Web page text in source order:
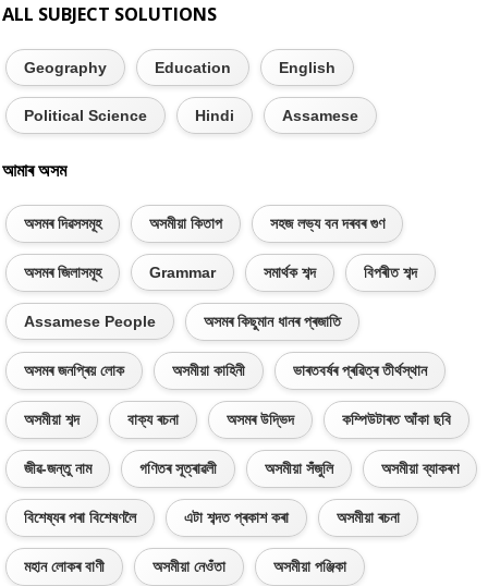
ALL SUBJECT SOLUTIONS
Geography Education English
Political Science Hindi Assamese
আমাৰ অসম
অসমৰ দিৱসসমূহ অসমীয়া কিতাপ সহজ লভ্য বন দৰবৰ গুণ
অসমৰ জিলাসমূহ Grammar সমাৰ্থক শব্দ বিপৰীত শব্দ
Assamese People অসমৰ কিছুমান ধানৰ প্ৰজাতি
অসমৰ জনপ্ৰিয় লোক অসমীয়া কাহিনী ভাৰতবৰ্ষৰ প্ৰৱিত্ৰ তীৰ্থস্থান
অসমীয়া শব্দ বাক্য ৰচনা অসমৰ উদ্ভিদ কম্পিউটাৰত আঁকা ছবি
জীৱ-জন্তু নাম গণিতৰ সূত্ৰাৱলী অসমীয়া সঁজুলি অসমীয়া ব্যাকৰণ
বিশেষ্যৰ পৰা বিশেষণলৈ এটা শব্দত প্ৰকাশ কৰা অসমীয়া ৰচনা
মহান লোকৰ বাণী অসমীয়া নেওঁতা অসমীয়া পঞ্জিকা